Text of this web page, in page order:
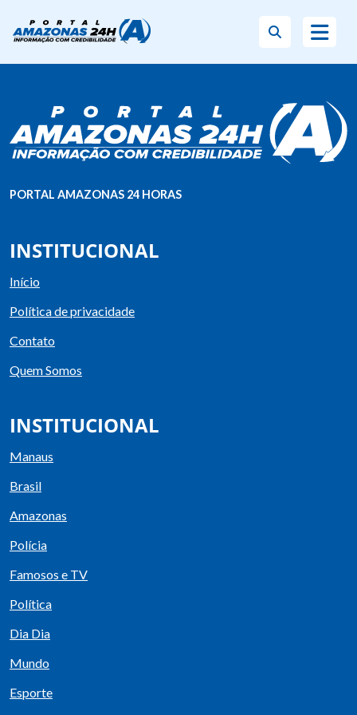
PORTAL AMAZONAS 24 HORAS
INSTITUCIONAL
Início
Política de privacidade
Contato
Quem Somos
INSTITUCIONAL
Manaus
Brasil
Amazonas
Polícia
Famosos e TV
Política
Dia Dia
Mundo
Esporte